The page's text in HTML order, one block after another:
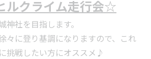
ルクライム走行会☆
神社を目指します。
々に登り基調になりますので、これ
挑戦したい方にオススメ♪